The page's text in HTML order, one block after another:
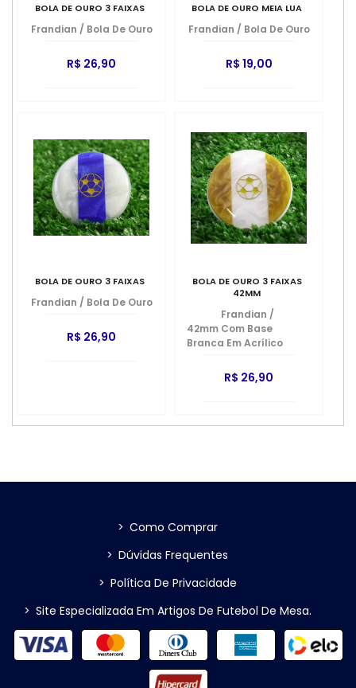
BOLA DE OURO 3 FAIXAS
Frandian / Bola De Ouro
R$ 26,90
BOLA DE OURO MEIA LUA
Frandian / Bola De Ouro
R$ 19,00
BOLA DE OURO 3 FAIXAS
Frandian / Bola De Ouro
R$ 26,90
BOLA DE OURO 3 FAIXAS
42MM
Frandian /
42mm Com Base
Branca Em Acrílico
R$ 26,90
> Como Comprar
> Dúvidas Frequentes
> Política De Privacidade
> Site Especializada Em Artigos De Futebol De Mesa.